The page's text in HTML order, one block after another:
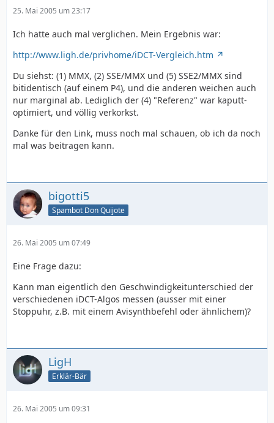
25. Mai 2005 um 23:17
Ich hatte auch mal verglichen. Mein Ergebnis war:
http://www.ligh.de/privhome/iDCT-Vergleich.htm
Du siehst: (1) MMX, (2) SSE/MMX und (5) SSE2/MMX sind
bitidentisch (auf einem P4), und die anderen weichen auch
nur marginal ab. Lediglich der (4) "Referenz" war kaputt-
optimiert, und völlig verkorkst.
Danke für den Link, muss noch mal schauen, ob ich da noch
mal was beitragen kann.
bigotti5
Spambot Don Quijote
26. Mai 2005 um 07:49
Eine Frage dazu:
Kann man eigentlich den Geschwindigkeitunterschied der
verschiedenen iDCT-Algos messen (ausser mit einer
Stoppuhr, z.B. mit einem Avisynthbefehl oder ähnlichem)?
LigH
Erklär-Bär
26. Mai 2005 um 09:31